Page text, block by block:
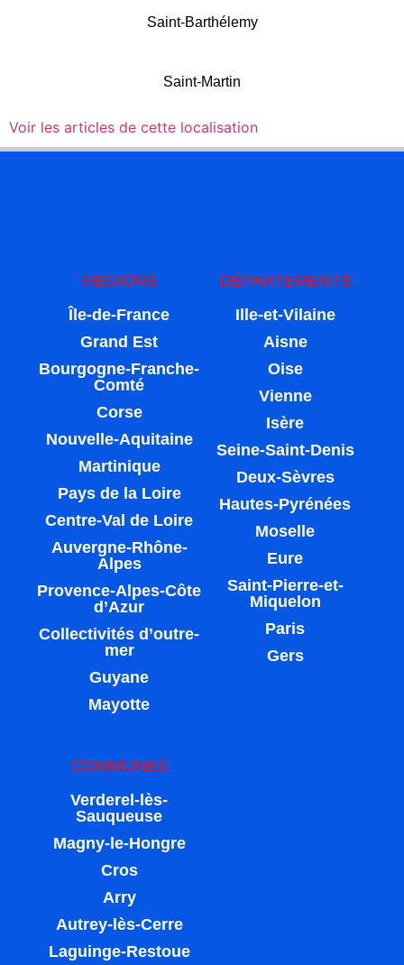
Saint-Barthélemy
Saint-Martin
Voir les articles de cette localisation
REGIONS
Île-de-France
Grand Est
Bourgogne-Franche-
Comté
Corse
Nouvelle-Aquitaine
Martinique
Pays de la Loire
Centre-Val de Loire
Auvergne-Rhône-
Alpes
Provence-Alpes-Côte
d’Azur
Collectivités d’outre-
mer
Guyane
Mayotte
DÉPARTEMENTS
Ille-et-Vilaine
Aisne
Oise
Vienne
Isère
Seine-Saint-Denis
Deux-Sèvres
Hautes-Pyrénées
Moselle
Eure
Saint-Pierre-et-
Miquelon
Paris
Gers
COMMUNES
Verderel-lès-
Sauqueuse
Magny-le-Hongre
Cros
Arry
Autrey-lès-Cerre
Laguinge-Restoue